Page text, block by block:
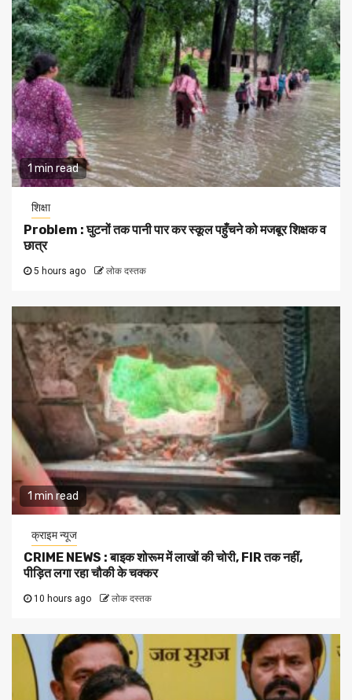
1 min read
शिक्षा
Problem : घुटनों तक पानी पार कर स्कूल पहुँचने को मजबूर शिक्षक व
छात्र
5 hours ago लोक दस्तक
1 min read
क्राइम न्यूज
CRIME NEWS : बाइक शोरूम में लाखों की चोरी, FIR तक नहीं,
पीड़ित लगा रहा चौकी के चक्कर
10 hours ago लोक दस्तक